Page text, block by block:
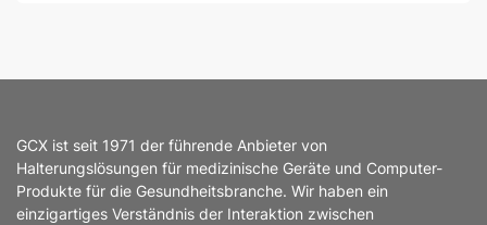
GCX ist seit 1971 der führende Anbieter von
Halterungslösungen für medizinische Geräte und Computer-
Produkte für die Gesundheitsbranche. Wir haben ein
einzigartiges Verständnis der Interaktion zwischen